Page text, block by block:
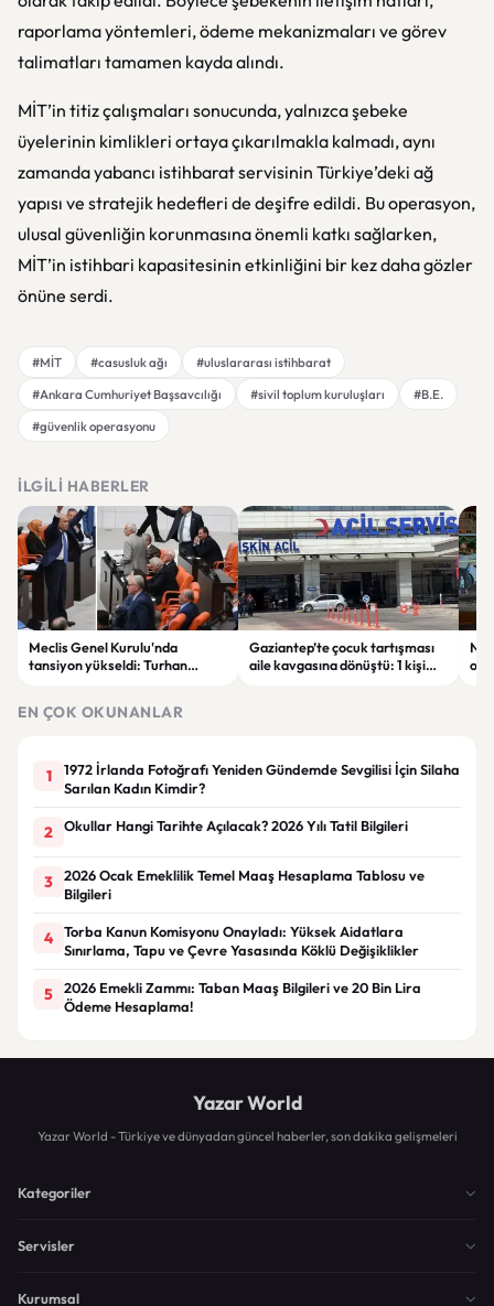
raporlama yöntemleri, ödeme mekanizmaları ve görev
talimatları tamamen kayda alındı.
MİT’in titiz çalışmaları sonucunda, yalnızca şebeke
üyelerinin kimlikleri ortaya çıkarılmakla kalmadı, aynı
zamanda yabancı istihbarat servisinin Türkiye’deki ağ
yapısı ve stratejik hedefleri de deşifre edildi. Bu operasyon,
ulusal güvenliğin korunmasına önemli katkı sağlarken,
MİT’in istihbari kapasitesinin etkinliğini bir kez daha gözler
önüne serdi.
#MİT #casusluk ağı
#uluslararası istihbarat
#Ankara Cumhuriyet Başsavcılığı
#sivil toplum kuruluşları
#B.E.
#güvenlik operasyonu
İLGILI HABERLER
Meclis Genel Kurulu'nda
tansiyon yükseldi: Turhan
Gaziantep’te çocuk tartışması
aile kavgasına dönüştü: 1 kişi
EN ÇOK OKUNANLAR
1
1972 İrlanda Fotoğrafı Yeniden Gündemde Sevgilisi İçin Silaha
Sarılan Kadın Kimdir?
2 Okullar Hangi Tarihte Açılacak? 2026 Yılı Tatil Bilgileri
3
2026 Ocak Emeklilik Temel Maaş Hesaplama Tablosu ve
Bilgileri
4
Torba Kanun Komisyonu Onayladı: Yüksek Aidatlara
Sınırlama, Tapu ve Çevre Yasasında Köklü Değişiklikler
5
2026 Emekli Zammı: Taban Maaş Bilgileri ve 20 Bin Lira
Ödeme Hesaplama!
Yazar World
Yazar World - Türkiye ve dünyadan güncel haberler, son dakika gelişmeleri
Kategoriler
Servisler
Kurumsal